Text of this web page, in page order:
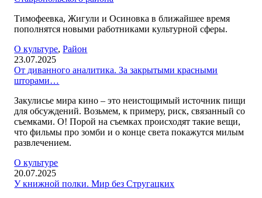
Тимофеевка, Жигули и Осиновка в ближайшее время
пополнятся новыми работниками культурной сферы.
О культуре,Район
23.07.2025
От диванного аналитика. За закрытыми красными
шторами…
Закулисье мира кино – это неистощимый источник пищи
для обсуждений. Возьмем, к примеру, риск, связанный со
съемками. О! Порой на съемках происходят такие вещи,
что фильмы про зомби и о конце света покажутся милым
развлечением.
О культуре
20.07.2025
У книжной полки. Мир без Стругацких